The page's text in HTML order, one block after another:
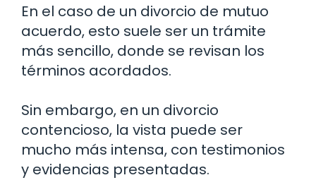
En el caso de un divorcio de mutuo
acuerdo, esto suele ser un trámite
más sencillo, donde se revisan los
términos acordados.
Sin embargo, en un divorcio
contencioso, la vista puede ser
mucho más intensa, con testimonios
y evidencias presentadas.